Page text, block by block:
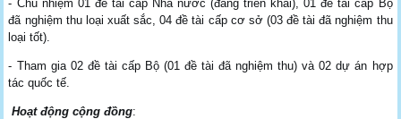
- Chủ nhiệm 01 đề tài cấp Nhà nước (đang triển khai), 01 đề tài cấp Bộ
đã nghiệm thu loại xuất sắc, 04 đề tài cấp cơ sở (03 đề tài đã nghiệm thu
loại tốt).
- Tham gia 02 đề tài cấp Bộ (01 đề tài đã nghiệm thu) và 02 dự án hợp
tác quốc tế.
Hoạt động cộng đồng: